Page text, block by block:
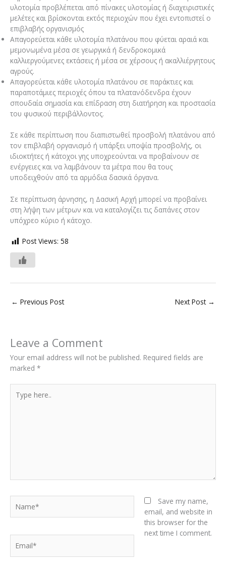
υλοτομία προβλέπεται από πίνακες υλοτομίας ή διαχειριστικές
μελέτες και βρίσκονται εκτός περιοχών που έχει εντοπιστεί ο
επιβλαβής οργανισμός
Απαγορεύεται κάθε υλοτομία πλατάνου που φύεται αραιά και
μεμονωμένα μέσα σε γεωργικά ή δενδροκομικά
καλλιεργούμενες εκτάσεις ή μέσα σε χέρσους ή ακαλλιέργητους
αγρούς.
Απαγορεύεται κάθε υλοτομία πλατάνου σε παράκτιες και
παραποτάμιες περιοχές όπου τα πλατανόδενδρα έχουν
σπουδαία σημασία και επίδραση στη διατήρηση και προστασία
του φυσικού περιβάλλοντος.
Σε κάθε περίπτωση που διαπιστωθεί προσβολή πλατάνου από
τον επιβλαβή οργανισμό ή υπάρξει υποψία προσβολής, οι
ιδιοκτήτες ή κάτοχοι γης υποχρεούνται να προβαίνουν σε
ενέργειες και να λαμβάνουν τα μέτρα που θα τους
υποδειχθούν από τα αρμόδια δασικά όργανα.
Σε περίπτωση άρνησης, η Δασική Αρχή μπορεί να προβαίνει
στη λήψη των μέτρων και να καταλογίζει τις δαπάνες στον
υπόχρεο κύριο ή κάτοχο.
Post Views: 58
← Previous Post Next Post →
Leave a Comment
Your email address will not be published. Required fields are
marked *
here..
Save my name,
email, and website in
this browser for the
next time I comment.